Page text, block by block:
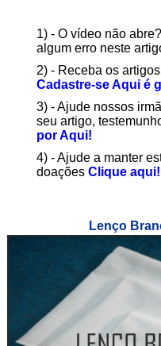
1) - O vídeo não
algum erro neste
2) - Receba os
Cadastre-se Aqui é
3) - Ajude nossos
seu artigo,
por Aqui!
4) - Ajude a manter
doações Clique aqui!
Lenço